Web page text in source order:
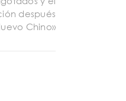
después
Chino»